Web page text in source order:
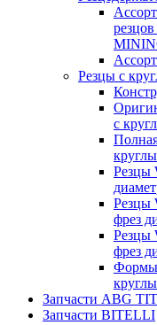
Резцы с
с
Резцы
Резцы
фрез
Резцы
фрез
Формы
Запчасти ABG
Запчасти BITELLI